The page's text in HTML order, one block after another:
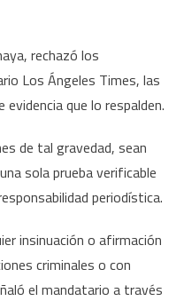
LA
Times,
tilda
de
falsos
sin
sustento
rechazó los
Los Ángeles Times, las
que lo respalden.
de tal gravedad, sean
sola prueba verificable
periodística.
insinuación o afirmación
criminales o con
el mandatario a través